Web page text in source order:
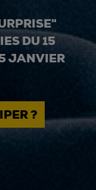
DU 15
JANVIER
?